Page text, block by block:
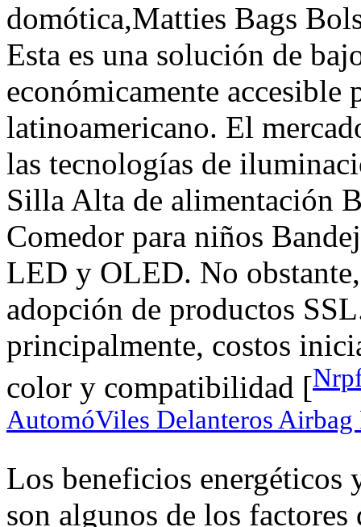
domótica,Matties Bags
Esta es una solución de
económicamente accesible
latinoamericano. El
las tecnologías de
Silla Alta de alimentación
Comedor para niños
LED y OLED. No
adopción de productos
principalmente, costos
color y compatibilidad [
AutomóViles Delanteros
Los beneficios
son algunos de los